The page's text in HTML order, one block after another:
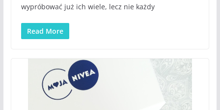
wypróbować już ich wiele, lecz nie każdy
Read More